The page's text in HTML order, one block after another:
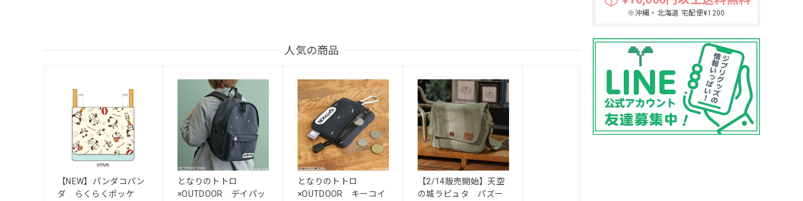
※沖縄・北海道 宅配便¥1200
人気の商品
【NEW】パンダコパン
ダ らくらくポッケ
となりのトトロ
×OUTDOOR デイパッ
となりのトトロ
×OUTDOOR キーコイ
【2/14販売開始】天空
の城ラピュタ パズー